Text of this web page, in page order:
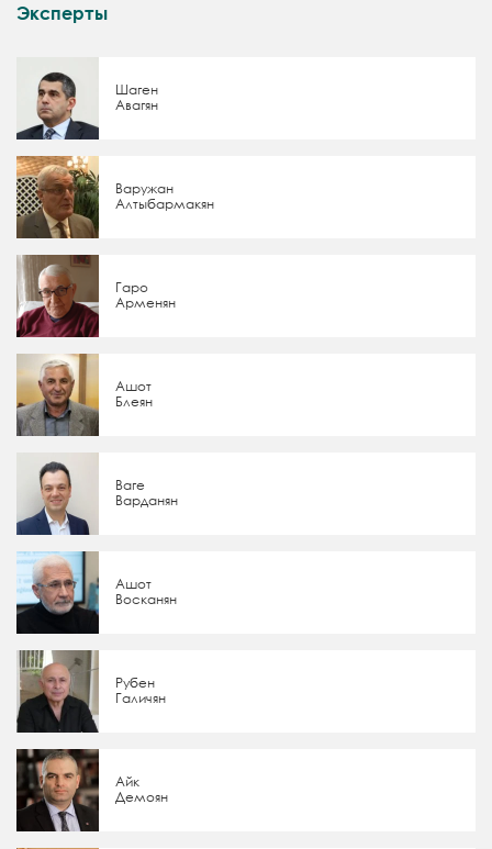
Эксперты
Шаген
Авагян
Варужан
Алтыбармакян
Гаро
Арменян
Ашот
Блеян
Ваге
Варданян
Ашот
Восканян
Рубен
Галичян
Айк
Демоян